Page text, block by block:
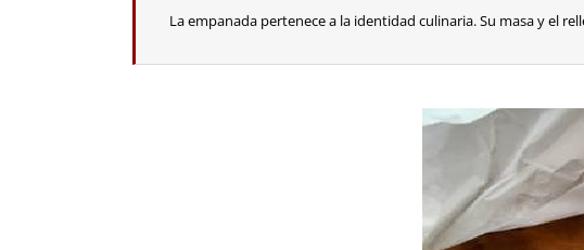
La empanada pertenece a la identidad culinaria. Su masa y el